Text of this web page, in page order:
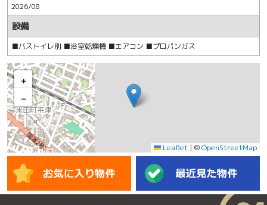
2026/08
設備
■バストイレ別 ■浴室乾燥機 ■エアコン ■プロパンガス
+
−
Leaflet | ©OpenStreetMap